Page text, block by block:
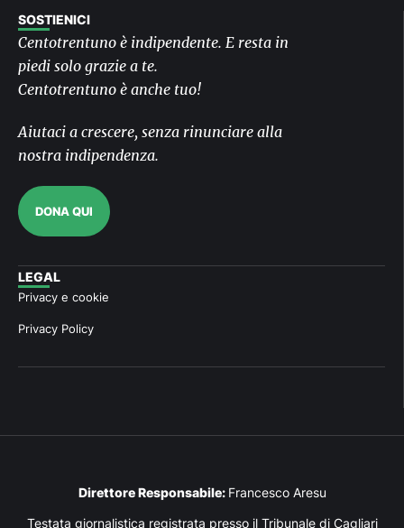
SOSTIENICI
Centotrentuno è indipendente. E resta in
piedi solo grazie a te.
Centotrentuno è anche tuo!
Aiutaci a crescere, senza rinunciare alla
nostra indipendenza.
DONA QUI
LEGAL
Privacy e cookie
Privacy Policy
Direttore Responsabile: Francesco Aresu
Testata giornalistica registrata presso il Tribunale di Cagliari